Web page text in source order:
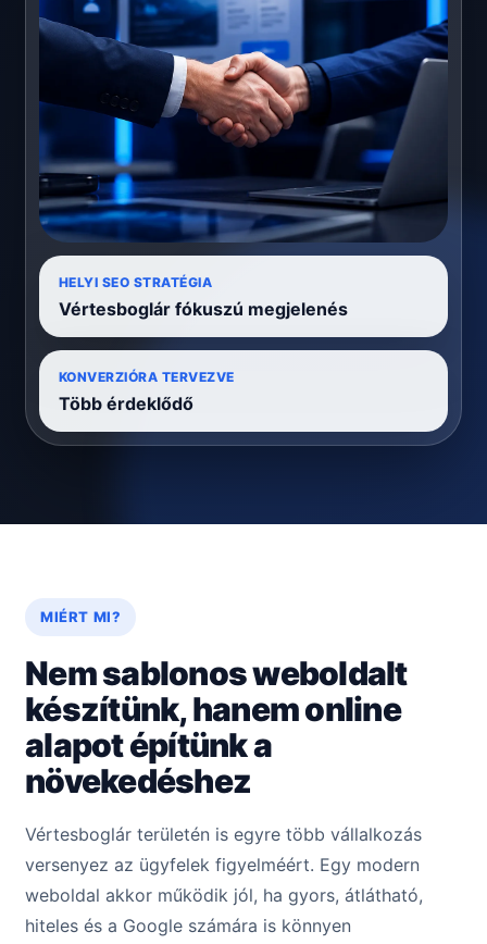
HELYI SEO STRATÉGIA
Vértesboglár fókuszú megjelenés
KONVERZIÓRA TERVEZVE
Több érdeklődő
MIÉRT MI?
Nem sablonos weboldalt
készítünk, hanem online
alapot építünk a
növekedéshez
Vértesboglár területén is egyre több vállalkozás
versenyez az ügyfelek figyelméért. Egy modern
weboldal akkor működik jól, ha gyors, átlátható,
hiteles és a Google számára is könnyen